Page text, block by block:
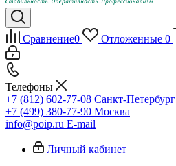
Сравнение0 Отложенные 0
Телефоны
+7 (812) 602-77-08 Санкт-Петербург
+7 (499) 380-77-90 Москва
info@poip.ru E-mail
Личный кабинет